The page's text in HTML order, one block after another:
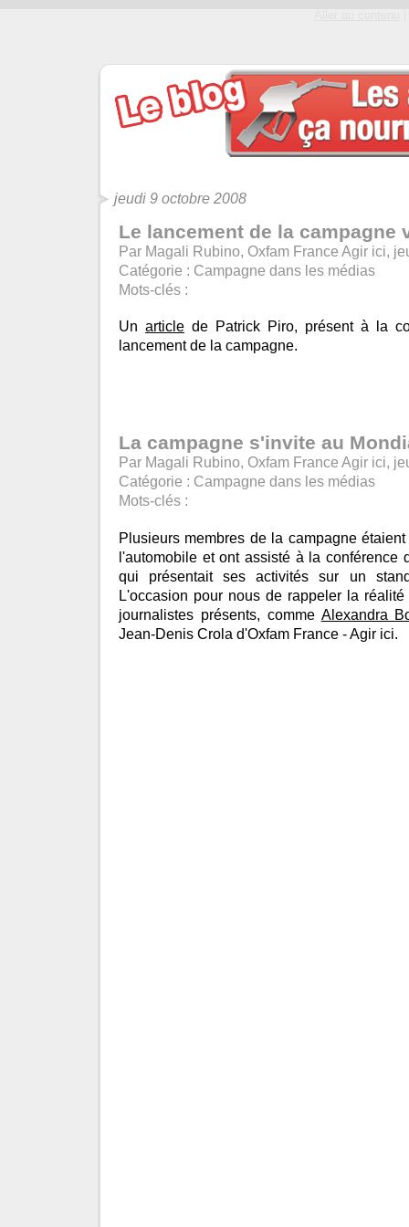
jeudi 9 octobre 2008
Le lancement de la campagne
Par Magali Rubino, Oxfam France Agir ici,
Catégorie : Campagne dans les médias
Mots-clés :
Un article de Patrick Piro, présent à la
lancement de la campagne.
La campagne s'invite au
Par Magali Rubino, Oxfam France Agir ici,
Catégorie : Campagne dans les médias
Mots-clés :
Plusieurs membres de la campagne
l'automobile et ont assisté à la conférence
qui présentait ses activités sur un
L'occasion pour nous de rappeler la
journalistes présents, comme Alexandra
Jean-Denis Crola d'Oxfam France - Agir ici.